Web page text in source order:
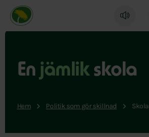
Miljöpartiet de gröna, startsida
En jämlik skola
Hem Politik som gör skillnad Skola